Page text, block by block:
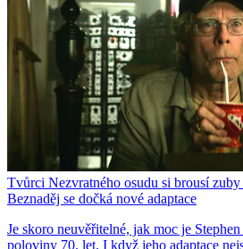
Tvůrci Nezvratného osudu si brousí
Beznaděj se dočká nové adaptace
Je skoro neuvěřitelné, jak moc je
poloviny 70. let. I když jeho adaptace